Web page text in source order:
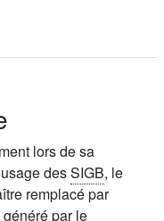
lors de sa
desSIGB, le
remplacé par
généré par le